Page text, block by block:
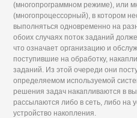
(многопрограммном режиме), или
(многопроцессорный), в котором
выполняться одновременно на
обоих случаях поток заданий
что означает организацию и
поступившие на обработку,
заданий. Из этой очереди они
определяемом используемой
решения задач накапливаются в
рассылаются либо в сеть, либо на
устройство накопления.